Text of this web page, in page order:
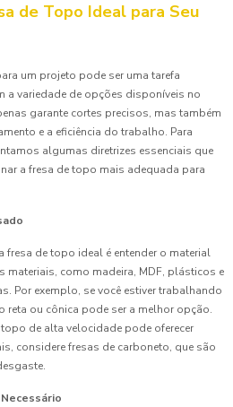
de Topo Ideal para Seu
um projeto pode ser uma tarefa
a variedade de opções disponíveis no
garante cortes precisos, mas também
e a eficiência do trabalho. Para
algumas diretrizes essenciais que
a fresa de topo mais adequada para
de topo ideal é entender o material
materiais, como madeira, MDF, plásticos e
Por exemplo, se você estiver trabalhando
reta ou cônica pode ser a melhor opção.
de alta velocidade pode oferecer
considere fresas de carboneto, que são